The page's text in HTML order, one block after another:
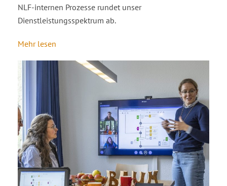
NLF-internen Prozesse rundet unser
Dienstleistungsspektrum ab.
Mehr lesen